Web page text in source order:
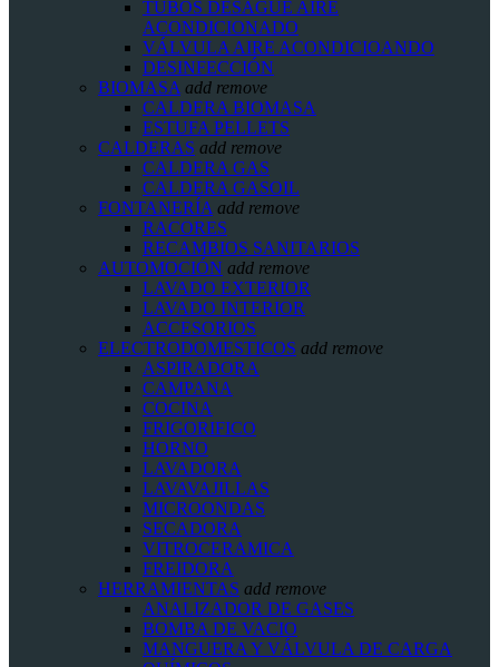
TUBOS DESAGÜE AIRE
ACONDICIONADO
VÁLVULA AIRE ACONDICIOANDO
DESINFECCIÓN
BIOMASA add remove
CALDERA BIOMASA
ESTUFA PELLETS
CALDERAS add remove
CALDERA GAS
CALDERA GASOIL
FONTANERÍA add remove
RACORES
RECAMBIOS SANITARIOS
AUTOMOCIÓN add remove
LAVADO EXTERIOR
LAVADO INTERIOR
ACCESORIOS
ELECTRODOMESTICOS add remove
ASPIRADORA
CAMPANA
COCINA
FRIGORIFICO
HORNO
LAVADORA
LAVAVAJILLAS
MICROONDAS
SECADORA
VITROCERAMICA
FREIDORA
HERRAMIENTAS add remove
ANALIZADOR DE GASES
BOMBA DE VACIO
MANGUERA Y VÁLVULA DE CARGA